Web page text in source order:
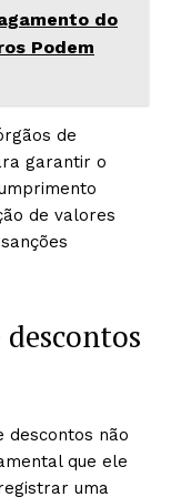
do
Podem
de
garantir o
de valores
descontos não
que ele
uma